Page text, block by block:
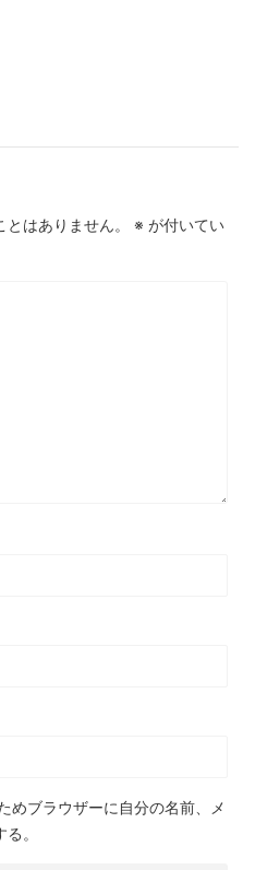
はありません。 ※ が付いてい
めブラウザーに自分の名前、メ
。